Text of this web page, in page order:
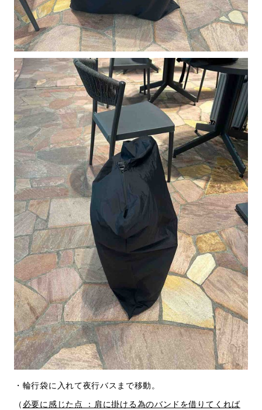
・輪行袋に入れて夜行バスまで移動。
（ 必要に感じた点 ：肩に掛ける為のバンドを借りてくれば